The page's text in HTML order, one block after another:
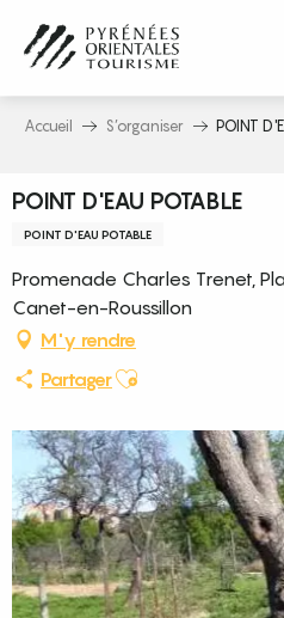
contenu
principal
Accueil S’organiser POINT
POINT D'EAU POTABLE
POINT D'EAU POTABLE
Promenade Charles Trenet,
Canet-en-Roussillon
M'y rendre
PartagerAjouter aux favoris